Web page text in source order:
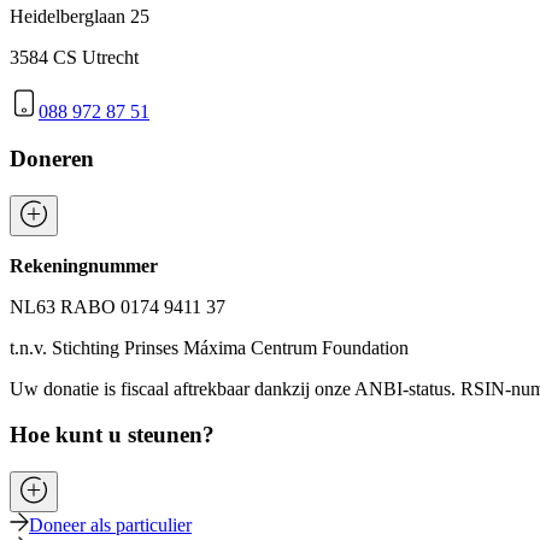
Heidelberglaan 25
3584 CS Utrecht
088 972 87 51
Doneren
Rekeningnummer
NL63 RABO 0174 9411 37
t.n.v. Stichting Prinses Máxima Centrum Foundation
Uw donatie is fiscaal aftrekbaar dankzij onze ANBI-status. RSIN-
Hoe kunt u steunen?
Doneer als particulier